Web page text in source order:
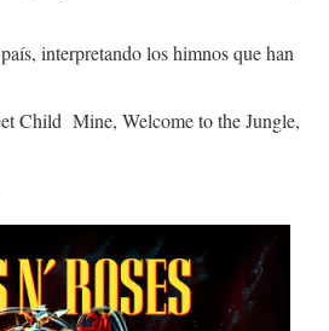
interpretando los himnos que han
Child Mine, Welcome to the Jungle,